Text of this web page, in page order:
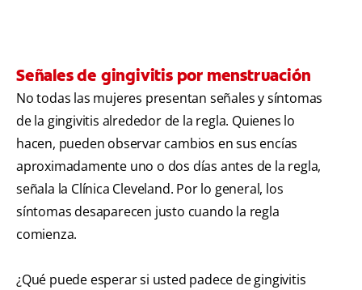
Señales de gingivitis por menstruación
No todas las mujeres presentan señales y síntomas
de la gingivitis alrededor de la regla. Quienes lo
hacen, pueden observar cambios en sus encías
aproximadamente uno o dos días antes de la regla,
señala la Clínica Cleveland. Por lo general, los
síntomas desaparecen justo cuando la regla
comienza.
¿Qué puede esperar si usted padece de gingivitis